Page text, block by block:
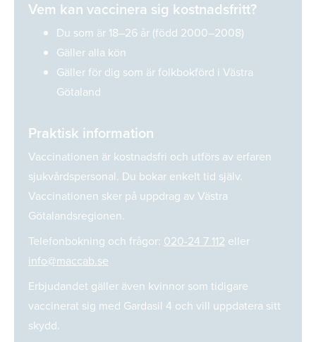
Vem kan vaccinera sig kostnadsfritt?
Du som är 18–26 år (född 2000–2008)
Gäller alla kön
Gäller för dig som är folkbokförd i Västra
Götaland
Praktisk information
Vaccinationen är kostnadsfri och utförs av erfaren
sjukvårdspersonal. Du bokar enkelt tid själv.
Vaccinationen sker på uppdrag av Västra
Götalandsregionen.
Telefonbokning och frågor: 020-24 7 112 eller
info@maccab.se
Erbjudandet gäller även kvinnor som tidigare
vaccinerat sig med Gardasil 4 och vill uppdatera sitt
skydd.